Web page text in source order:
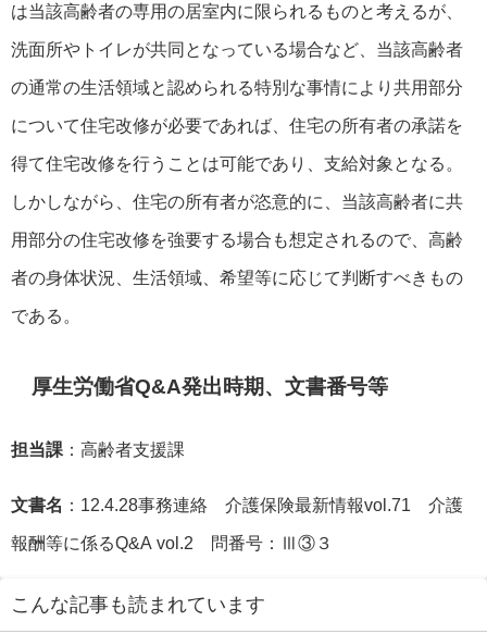
は当該高齢者の専用の居室内に限られるものと考えるが、
洗面所やトイレが共同となっている場合など、当該高齢者
の通常の生活領域と認められる特別な事情により共用部分
について住宅改修が必要であれば、住宅の所有者の承諾を
得て住宅改修を行うことは可能であり、支給対象となる。
しかしながら、住宅の所有者が恣意的に、当該高齢者に共
用部分の住宅改修を強要する場合も想定されるので、高齢
者の身体状況、生活領域、希望等に応じて判断すべきもの
である。
厚生労働省Q&A発出時期、文書番号等
担当課 ：高齢者支援課
文書名 ：12.4.28事務連絡 介護保険最新情報vol.71 介護
報酬等に係るQ&A vol.2 問番号：Ⅲ③３
こんな記事も読まれています